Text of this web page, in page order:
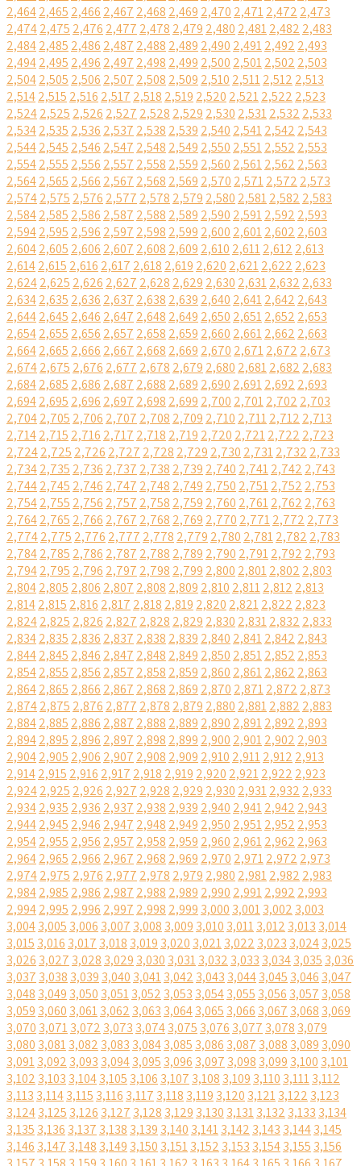
2,4642,465 2,466 2,467 2,468 2,469 2,470 2,4712,472 2,473
2,4742,475 2,476 2,477 2,478 2,479 2,480 2,4812,482 2,483
2,4842,485 2,486 2,487 2,488 2,489 2,490 2,4912,492 2,493
2,4942,495 2,496 2,497 2,498 2,499 2,500 2,5012,502 2,503
2,5042,505 2,506 2,507 2,508 2,509 2,510 2,5112,512 2,513
2,5142,515 2,516 2,517 2,518 2,519 2,520 2,5212,522 2,523
2,5242,525 2,526 2,527 2,528 2,529 2,530 2,5312,532 2,533
2,5342,535 2,536 2,537 2,538 2,539 2,540 2,5412,542 2,543
2,5442,545 2,546 2,547 2,548 2,549 2,550 2,5512,552 2,553
2,5542,555 2,556 2,557 2,558 2,559 2,560 2,5612,562 2,563
2,5642,565 2,566 2,567 2,568 2,569 2,570 2,5712,572 2,573
2,5742,575 2,576 2,577 2,578 2,579 2,580 2,5812,582 2,583
2,5842,585 2,586 2,587 2,588 2,589 2,590 2,5912,592 2,593
2,5942,595 2,596 2,597 2,598 2,599 2,600 2,6012,602 2,603
2,6042,605 2,606 2,607 2,608 2,609 2,610 2,6112,612 2,613
2,6142,615 2,616 2,617 2,618 2,619 2,620 2,6212,622 2,623
2,6242,625 2,626 2,627 2,628 2,629 2,630 2,6312,632 2,633
2,6342,635 2,636 2,637 2,638 2,639 2,640 2,6412,642 2,643
2,6442,645 2,646 2,647 2,648 2,649 2,650 2,6512,652 2,653
2,6542,655 2,656 2,657 2,658 2,659 2,660 2,6612,662 2,663
2,6642,665 2,666 2,667 2,668 2,669 2,670 2,6712,672 2,673
2,6742,675 2,676 2,677 2,678 2,679 2,680 2,6812,682 2,683
2,6842,685 2,686 2,687 2,688 2,689 2,690 2,6912,692 2,693
2,6942,695 2,696 2,697 2,698 2,699 2,700 2,7012,702 2,703
2,7042,705 2,706 2,707 2,708 2,709 2,710 2,7112,712 2,713
2,7142,715 2,716 2,717 2,718 2,719 2,720 2,7212,722 2,723
2,7242,725 2,726 2,727 2,728 2,729 2,730 2,7312,732 2,733
2,7342,735 2,736 2,737 2,738 2,739 2,740 2,7412,742 2,743
2,7442,745 2,746 2,747 2,748 2,749 2,750 2,7512,752 2,753
2,7542,755 2,756 2,757 2,758 2,759 2,760 2,7612,762 2,763
2,7642,765 2,766 2,767 2,768 2,769 2,770 2,7712,772 2,773
2,7742,775 2,776 2,777 2,778 2,779 2,780 2,7812,782 2,783
2,7842,785 2,786 2,787 2,788 2,789 2,790 2,7912,792 2,793
2,7942,795 2,796 2,797 2,798 2,799 2,800 2,8012,802 2,803
2,8042,805 2,806 2,807 2,808 2,809 2,810 2,8112,812 2,813
2,8142,815 2,816 2,817 2,818 2,819 2,820 2,8212,822 2,823
2,8242,825 2,826 2,827 2,828 2,829 2,830 2,8312,832 2,833
2,8342,835 2,836 2,837 2,838 2,839 2,840 2,8412,842 2,843
2,8442,845 2,846 2,847 2,848 2,849 2,850 2,8512,852 2,853
2,8542,855 2,856 2,857 2,858 2,859 2,860 2,8612,862 2,863
2,8642,865 2,866 2,867 2,868 2,869 2,870 2,8712,872 2,873
2,8742,875 2,876 2,877 2,878 2,879 2,880 2,8812,882 2,883
2,8842,885 2,886 2,887 2,888 2,889 2,890 2,8912,892 2,893
2,8942,895 2,896 2,897 2,898 2,899 2,900 2,9012,902 2,903
2,9042,905 2,906 2,907 2,908 2,909 2,910 2,9112,912 2,913
2,9142,915 2,916 2,917 2,918 2,919 2,920 2,9212,922 2,923
2,9242,925 2,926 2,927 2,928 2,929 2,930 2,9312,932 2,933
2,9342,935 2,936 2,937 2,938 2,939 2,940 2,9412,942 2,943
2,9442,945 2,946 2,947 2,948 2,949 2,950 2,9512,952 2,953
2,9542,955 2,956 2,957 2,958 2,959 2,960 2,9612,962 2,963
2,9642,965 2,966 2,967 2,968 2,969 2,970 2,9712,972 2,973
2,9742,975 2,976 2,977 2,978 2,979 2,980 2,9812,982 2,983
2,9842,985 2,986 2,987 2,988 2,989 2,990 2,9912,992 2,993
2,9942,995 2,996 2,997 2,998 2,999 3,000 3,0013,002 3,003
3,0043,005 3,006 3,007 3,008 3,009 3,010 3,0113,012 3,013 3,014
3,015 3,016 3,017 3,018 3,019 3,020 3,0213,022 3,023 3,0243,025
3,026 3,027 3,028 3,029 3,030 3,0313,032 3,033 3,0343,035 3,036
3,037 3,038 3,039 3,040 3,0413,042 3,043 3,0443,045 3,046 3,047
3,048 3,049 3,050 3,0513,052 3,053 3,0543,055 3,056 3,057 3,058
3,059 3,060 3,0613,062 3,063 3,0643,065 3,066 3,067 3,068 3,069
3,070 3,0713,072 3,073 3,0743,075 3,076 3,077 3,078 3,079
3,080 3,0813,082 3,083 3,0843,085 3,086 3,087 3,088 3,089 3,090
3,0913,092 3,093 3,0943,095 3,096 3,097 3,098 3,099 3,100 3,101
3,102 3,103 3,1043,105 3,106 3,107 3,108 3,109 3,110 3,1113,112
3,113 3,1143,115 3,116 3,117 3,118 3,119 3,120 3,1213,122 3,123
3,1243,125 3,126 3,127 3,128 3,129 3,130 3,1313,132 3,133 3,134
3,135 3,136 3,137 3,138 3,139 3,140 3,1413,142 3,143 3,1443,145
3,146 3,147 3,148 3,149 3,150 3,1513,152 3,153 3,1543,155 3,156